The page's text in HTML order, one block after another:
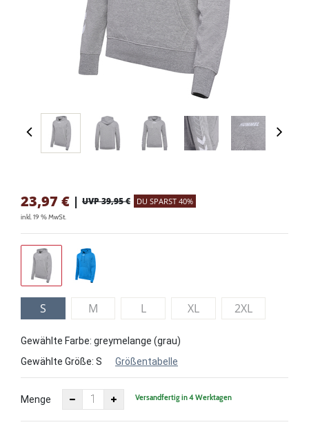
23,97 € | UVP 39,95 € DU SPARST 40%
inkl. 19 % MwSt.
S M L XL 2XL
Gewählte Farbe: greymelange (grau)
Gewählte Größe: S Größentabelle
Menge Versandfertig in 4 Werktagen